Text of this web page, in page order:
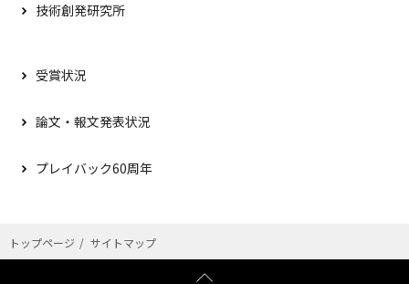
技術創発研究所
受賞状況
論文・報文発表状況
プレイバック60周年
トップページ サイトマップ